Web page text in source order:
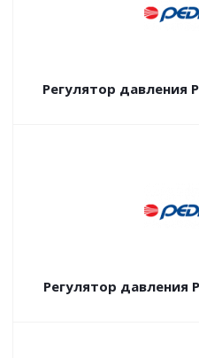
Регулятор давления
Регулятор давления